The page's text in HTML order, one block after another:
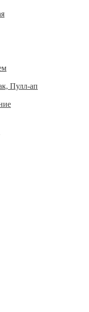
Пулл-ап